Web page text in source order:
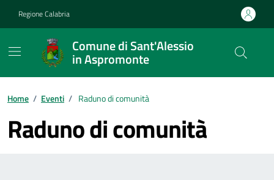
Regione Calabria
Comune di Sant'Alessio
in Aspromonte
Home / Eventi / Raduno di comunità
Raduno di comunità